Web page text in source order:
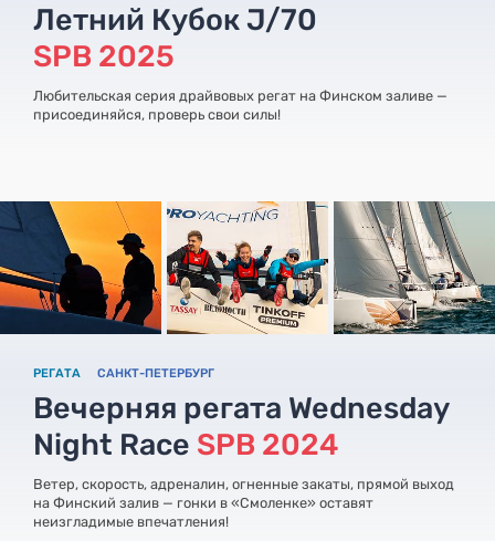
Летний Кубок J/70
SPB 2025
Любительская серия драйвовых регат на Финском заливе —
присоединяйся, проверь свои силы!
РЕГАТА САНКТ-ПЕТЕРБУРГ
Вечерняя регата Wednesday
Night Race SPB 2024
Ветер, скорость, адреналин, огненные закаты, прямой выход
на Финский залив — гонки в «Смоленке» оставят
неизгладимые впечатления!